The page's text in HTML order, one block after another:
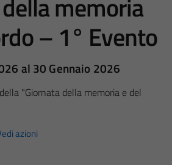
memoria
– 1° Evento
al 30 Gennaio 2026
"Giornata della memoria e del
azioni